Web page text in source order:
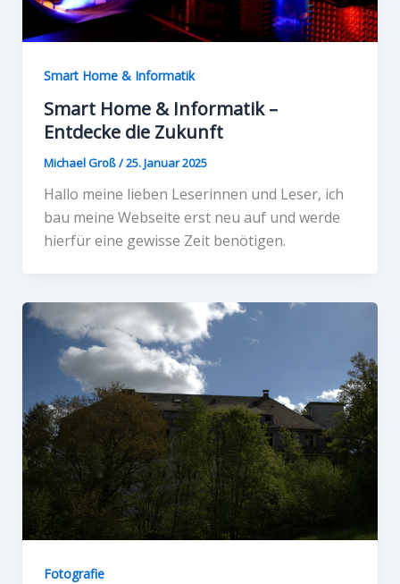
Smart Home & Informatik
Smart Home & Informatik –
Entdecke die Zukunft
Michael Groß/25. Januar 2025
Hallo meine lieben Leserinnen und Leser, ich
bau meine Webseite erst neu auf und werde
hierfür eine gewisse Zeit benötigen.
Fotografie